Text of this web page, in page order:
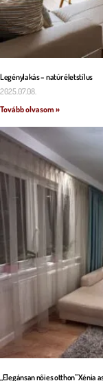
Legénylakás – natúr életstílus
2025.07.08.
Tovább olvasom »
„Elegánsan nőies otthon” Xénia